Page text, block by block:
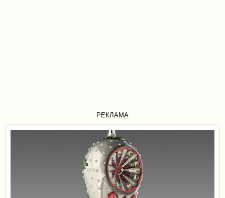
РЕКЛАМА